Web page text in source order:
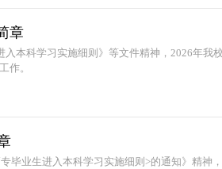
章
本科学习实施细则》等文件精神，2026年我
作。
毕业生进入本科学习实施细则>的通知》精神，